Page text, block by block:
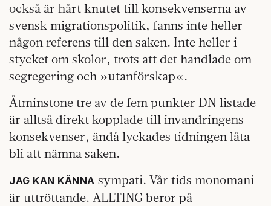
också är hårt knutet till konsekvenserna av
svensk migrationspolitik, fanns inte heller
någon referens till den saken. Inte heller i
stycket om skolor, trots att det handlade om
segregering och »utanförskap«.
Åtminstone tre av de fem punkter DN listade
är alltså direkt kopplade till invandringens
konsekvenser, ändå lyckades tidningen låta
bli att nämna saken.
JAG KAN KÄNNA sympati. Vår tids monomani
är uttröttande. ALLTING beror på